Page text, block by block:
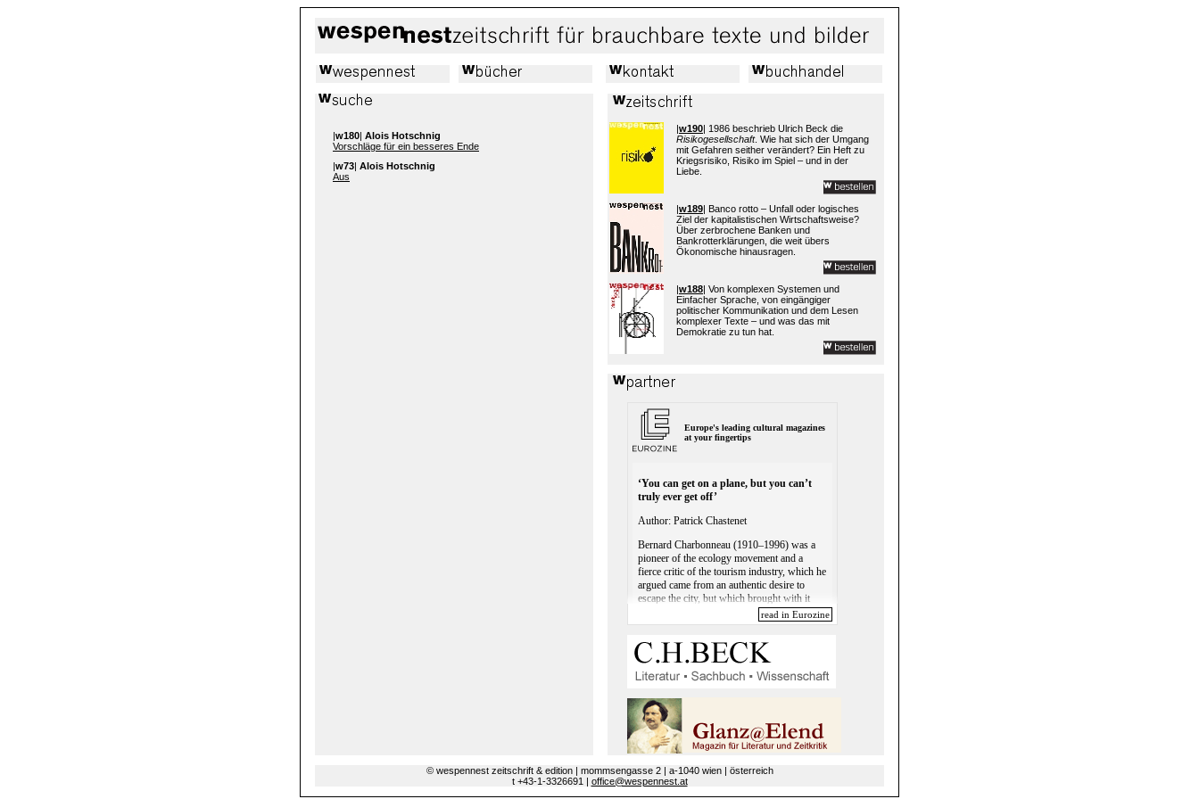
|w180| Alois Hotschnig
Vorschläge für ein besseres Ende
w73 Alois Hotschnig
Aus
|w190| 1986 beschrieb Ulrich Beck die
Risikogesellschaft. Wie hat sich der Umgang
mit Gefahren seither verändert? Ein Heft zu
Kriegsrisiko, Risiko im Spiel – und in der
Liebe.
|w189| Banco rotto – Unfall oder logisches
Ziel der kapitalistischen Wirtschaftsweise?
Über zerbrochene Banken und
Bankrotterklärungen, die weit übers
Ökonomische hinausragen.
|w188| Von komplexen Systemen und
Einfacher Sprache, von eingängiger
politischer Kommunikation und dem Lesen
komplexer Texte – und was das mit
Demokratie zu tun hat.
© wespennest zeitschrift & edition | mommsengasse 2 | a-1040 wien | österreich
t +43-1-3326691 | office@wespennest.at